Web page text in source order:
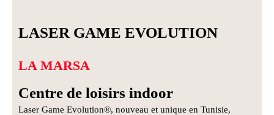
LASER GAME EVOLUTION
LA MARSA
Centre de loisirs indoor
Laser Game Evolution®, nouveau et unique en Tunisie,